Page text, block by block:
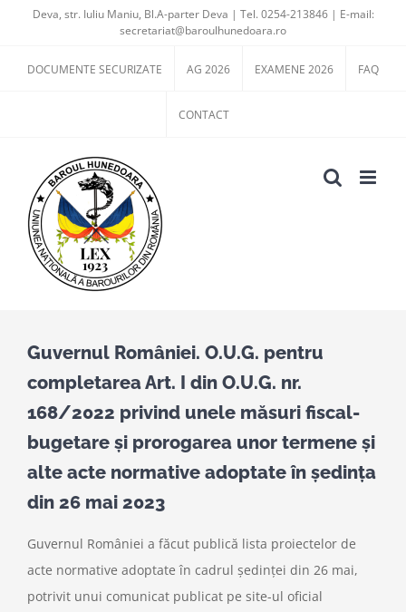
content
Deva, str. Iuliu Maniu, Bl.A-parter Deva | Tel. 0254-213846 | E-mail:
secretariat@baroulhunedoara.ro
DOCUMENTE SECURIZATE AG 2026 EXAMENE 2026 FAQ
CONTACT
Guvernul României. O.U.G. pentru
completarea Art. I din O.U.G. nr.
168/2022 privind unele măsuri fiscal-
bugetare și prorogarea unor termene și
alte acte normative adoptate în ședința
din 26 mai 2023
Guvernul României a făcut publică lista proiectelor de
acte normative adoptate în cadrul ședinței din 26 mai,
potrivit unui comunicat publicat pe site-ul oficial